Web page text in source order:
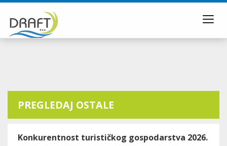
PREGLEDAJ OSTALE
Konkurentnost turističkog gospodarstva 2026.